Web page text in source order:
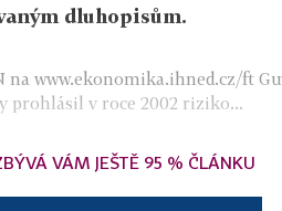
dluhopisům.
na www.ekonomika.ihned.cz/ft
prohlásil v roce 2002 riziko...
VÁM JEŠTĚ 95 % ČLÁNKU